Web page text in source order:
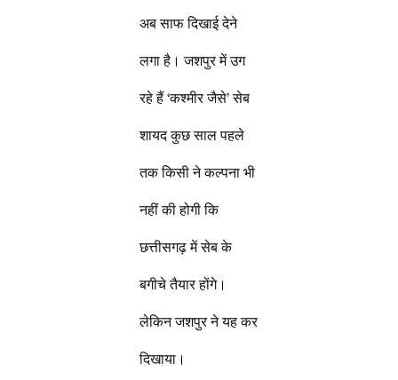
अब साफ दिखाई देने
लगा है। जशपुर में उग
रहे हैं ‘कश्मीर जैसे’ सेब
शायद कुछ साल पहले
तक किसी ने कल्पना भी
नहीं की होगी कि
छत्तीसगढ़ में सेब के
बगीचे तैयार होंगे।
लेकिन जशपुर ने यह कर
दिखाया।